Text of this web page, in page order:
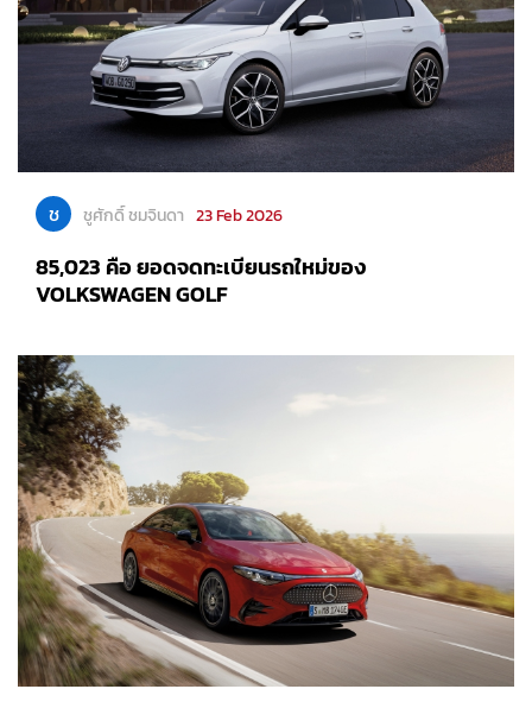
ช ชูศักดิ์ ชมจินดา 23 Feb 2026
85,023 คือ ยอดจดทะเบียนรถใหม่ของ
VOLKSWAGEN GOLF